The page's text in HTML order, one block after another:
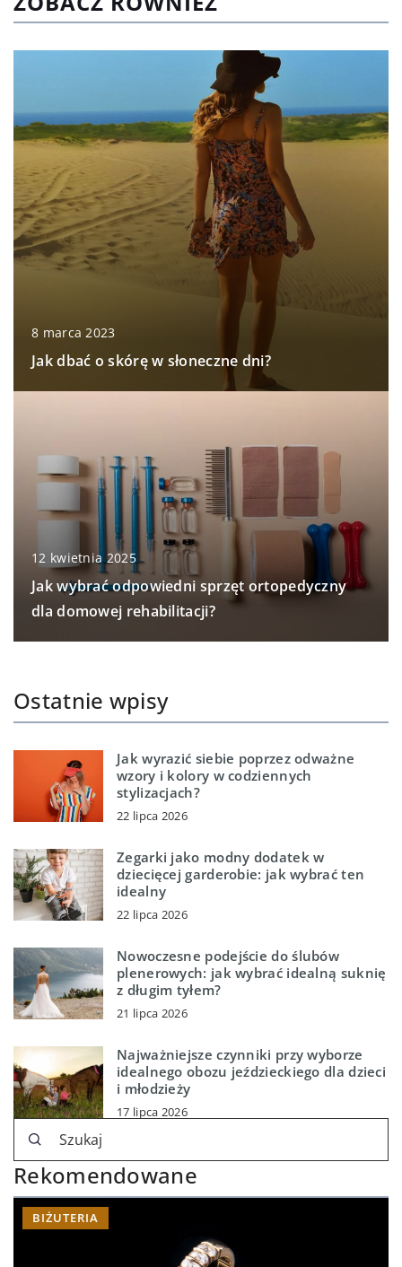
8 marca 2023
Jak dbać o skórę w słoneczne dni?
12 kwietnia 2025
Jak wybrać odpowiedni sprzęt ortopedyczny
dla domowej rehabilitacji?
Ostatnie wpisy
Jak wyrazić siebie poprzez odważne
wzory i kolory w codziennych
stylizacjach?
22 lipca 2026
Zegarki jako modny dodatek w
dziecięcej garderobie: jak wybrać ten
idealny
22 lipca 2026
Nowoczesne podejście do ślubów
plenerowych: jak wybrać idealną suknię
z długim tyłem?
21 lipca 2026
Najważniejsze czynniki przy wyborze
idealnego obozu jeździeckiego dla dzieci
i młodzieży
17 lipca 2026
Rekomendowane
BIŻUTERIA